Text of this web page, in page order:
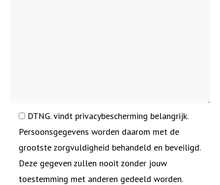
DTNG. vindt privacybescherming belangrijk.
Persoonsgegevens worden daarom met de
grootste zorgvuldigheid behandeld en beveiligd.
Deze gegeven zullen nooit zonder jouw
toestemming met anderen gedeeld worden.